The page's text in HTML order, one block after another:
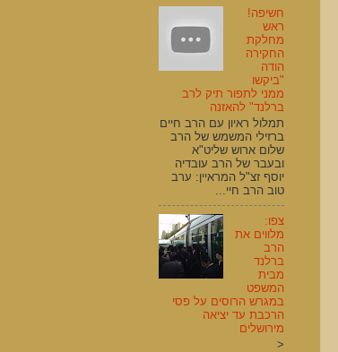
חשיפה!
ראש
מחלקת
החקירה
הודה
"ביקשו
ממני לתפור תיק לרב
ברלנד" להאזנה
תמלול ראיון עם הרב חיים
ברזילי המשמש של הרב
שלום ארוש שליט"א
ובעבר של הרב עובדיה
יוסף זצ"ל המראיין: ערב
טוב הרב חיי...
צפו:
מלווים את
הרב
ברלנד
מבית
המשפט
במגרש הרוסים על פסי
הרכבת עד יציאה
מירושלים
<